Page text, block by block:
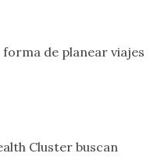
de planear viajes
Cluster buscan